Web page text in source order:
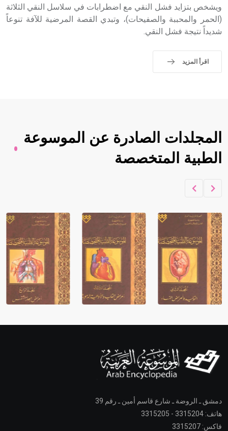
ويشخص بتزايد فشل النقي مع اضطرابات في سلاسل النقي الثلاثة
(الحمر والمحببة والصفيحات)، وتبدي القصة المرضية للآفة تنوعاً
شديداً نتيجة فشل النقي.
اقرأ المزيد
المجلدات الصادرة عن الموسوعة
الطبية المتخصصة
دمشق ـ الروضة ـ شارع قاسم أمين ـ رقم 39
هاتف: 3315204 - 3315205
فاكس: 3315207